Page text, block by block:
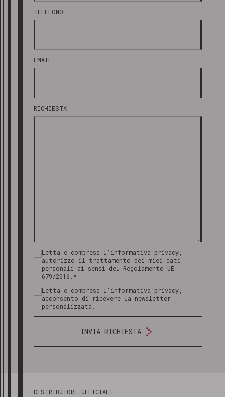
TELEFONO
EMAIL
RICHIESTA
Letta e compresa l'informativa privacy,
autorizzo il trattamento dei miei dati
personali ai sensi del Regolamento UE
679/2016.*
Letta e compresa l'informativa privacy,
acconsento di ricevere la newsletter
personalizzata.
INVIA RICHIESTA
DISTRIBUTORI UFFICIALI